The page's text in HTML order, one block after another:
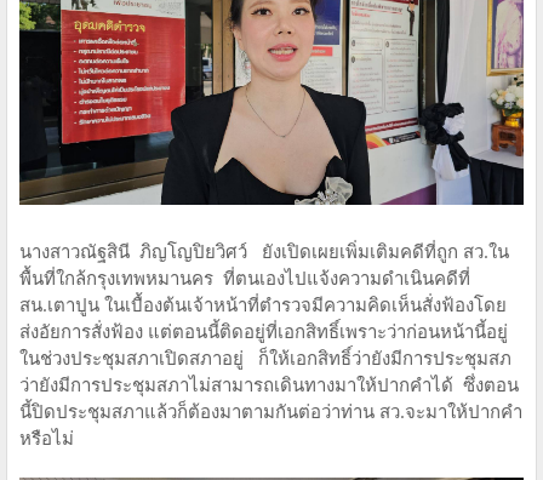
​นางสาวณัฐสินี ภิญโญปิยวิศว์ ยังเปิดเผยเพิ่มเติมคดีที่ถูก สว.ใน
พื้นที่ใกล้กรุงเทพหมานคร ที่ตนเองไปแจ้งความดำเนินคดีที่
สน.เตาปูน ในเบื้องต้นเจ้าหน้าที่ตำรวจมีความคิดเห็นสั่งฟ้องโดย
ส่งอัยการสั่งฟ้อง แต่ตอนนี้ติดอยู่ที่เอกสิทธิ์เพราะว่าก่อนหน้านี้อยู่
ในช่วงประชุมสภาเปิดสภาอยู่ ก็ให้เอกสิทธิ์ว่ายังมีการประชุมสภ
ว่ายังมีการประชุมสภาไม่สามารถเดินทางมาให้ปากคำได้ ซึ่งตอน
นี้ปิดประชุมสภาแล้วก็ต้องมาตามกันต่อว่าท่าน สว.จะมาให้ปากคำ
หรือไม่